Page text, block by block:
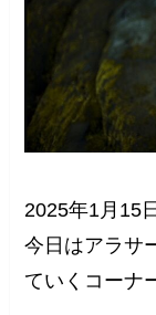
2025年1月15
今日はアラサ
ていくコーナ